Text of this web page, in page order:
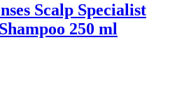
Scalp Specialist
250 ml